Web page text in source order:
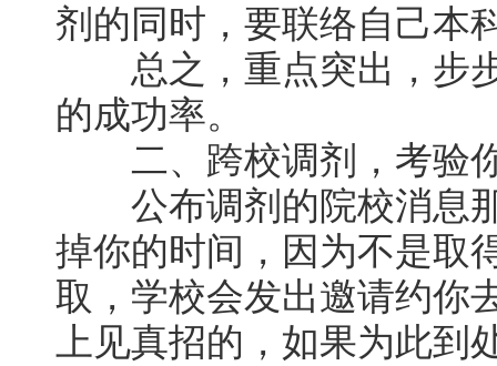
剂的同时，要联络自己本
总之，重点突出，步步
的成功率。
二、跨校调剂，考验
公布调剂的院校消息那
掉你的时间，因为不是取
取，学校会发出邀请约你
上见真招的，如果为此